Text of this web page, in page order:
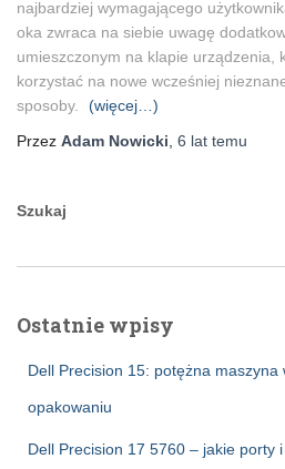
najbardziej wymagającego
oka zwraca na siebie uwagę
umieszczonym na klapie urządzenia,
korzystać na nowe wcześniej
sposoby.
(więcej…)
Przez Adam Nowicki 6 lat temu
Szukaj
Ostatnie wpisy
Dell Precision 15: potężna maszyna
opakowaniu
Dell Precision 17 5760 – jakie porty